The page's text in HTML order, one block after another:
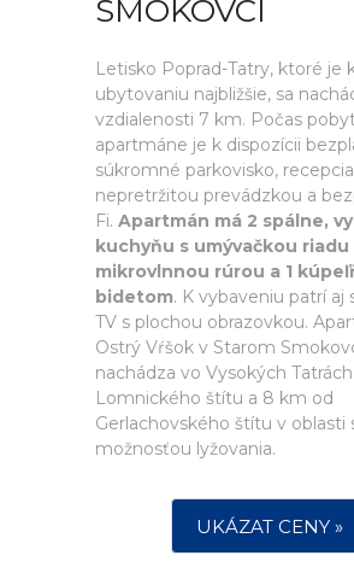
SMOKOVCI
Letisko Poprad-Tatry, ktoré je
ubytovaniu najbližšie, sa
vzdialenosti 7 km. Počas
apartmáne je k dispozícii
súkromné parkovisko,
nepretržitou prevádzkou a
Fi. Apartmán má 2 spálne,
kuchyňu s umývačkou riadu
mikrovlnnou rúrou a 1
bidetom. K vybaveniu patrí aj
TV s plochou obrazovkou.
Ostrý Vŕšok v Starom
nachádza vo Vysokých
Lomnického štítu a 8 km od
Gerlachovského štítu v oblasti
možnosťou lyžovania.
UKÁZAT CENY »